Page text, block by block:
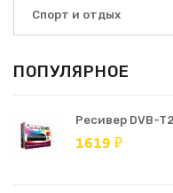
Спорт и отдых
ПОПУЛЯРНОЕ
Ресивер DVB-
1619 ₽